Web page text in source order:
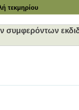
τεκμηρίου
συμφερόντων